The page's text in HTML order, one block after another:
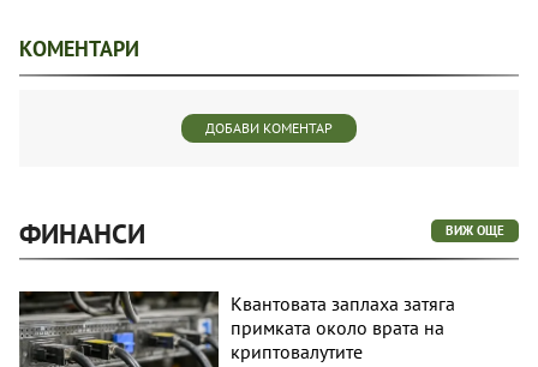
КОМЕНТАРИ
ДОБАВИ КОМЕНТАР
ФИНАНСИ ВИЖ ОЩЕ
Квантовата заплаха затяга
примката около врата на
криптовалутите